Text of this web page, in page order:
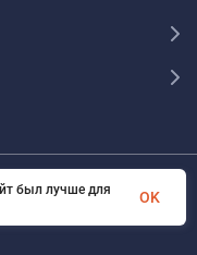
был лучше для
OK